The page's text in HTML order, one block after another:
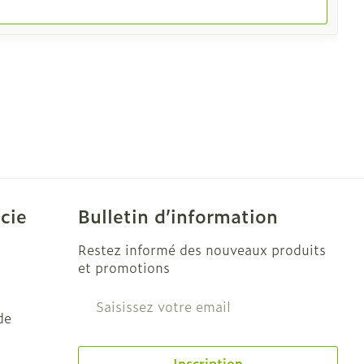
Bulletin d’information
Restez informé des nouveaux produits
et promotions
Adresse mail